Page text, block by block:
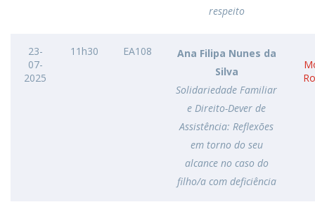
respeito
23-
07-
2025
11h30 EA108
Ana Filipa Nunes da
Silva
Solidariedade Familiar
e Direito-Dever de
Assistência: Reflexões
em torno do seu
alcance no caso do
filho/a com deficiência